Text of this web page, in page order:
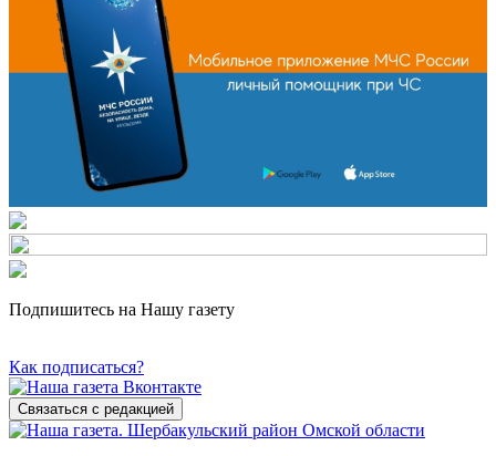
Подпишитесь на Нашу газету
Как подписаться?
Связаться с редакцией